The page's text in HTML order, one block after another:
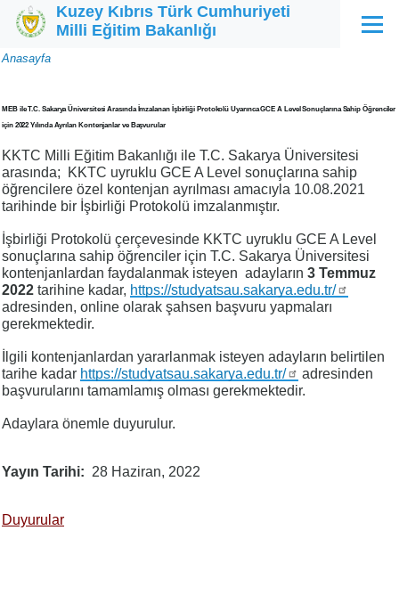
Ana içeriğe atla
Kuzey Kıbrıs Türk Cumhuriyeti
Milli Eğitim Bakanlığı
Menü
Sayfa
Anasayfa
MEB ile T.C. Sakarya Üniversitesi Arasında İmzalanan İşbirliği Protokolü Uyarınca GCE A Level Sonuçlarına Sahip Öğrenciler
için 2022 Yılında Ayrılan Kontenjanlar ve Başvurular
KKTC Milli Eğitim Bakanlığı ile T.C. Sakarya Üniversitesi
arasında; KKTC uyruklu GCE A Level sonuçlarına sahip
öğrencilere özel kontenjan ayrılması amacıyla 10.08.2021
tarihinde bir İşbirliği Protokolü imzalanmıştır.
İşbirliği Protokolü çerçevesinde KKTC uyruklu GCE A Level
sonuçlarına sahip öğrenciler için T.C. Sakarya Üniversitesi
kontenjanlardan faydalanmak isteyen adayların 3 Temmuz
2022 tarihine kadar, https://studyatsau.sakarya.edu.tr/
adresinden, online olarak şahsen başvuru yapmaları
gerekmektedir.
İlgili kontenjanlardan yararlanmak isteyen adayların belirtilen
tarihe kadar https://studyatsau.sakarya.edu.tr/
adresinden
başvurularını tamamlamış olması gerekmektedir.
Adaylara önemle duyurulur.
Yayın Tarihi 28 Haziran, 2022
Duyurular